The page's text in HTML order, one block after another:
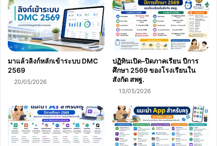
มาแล้วลิงก์หลักเข้าระบบ DMC
2569
20/05/2026
ปฏิทินเปิด–ปิดภาคเรียน ปีการ
ศึกษา 2569 ของโรงเรียนใน
สังกัด สพฐ.
13/05/2026